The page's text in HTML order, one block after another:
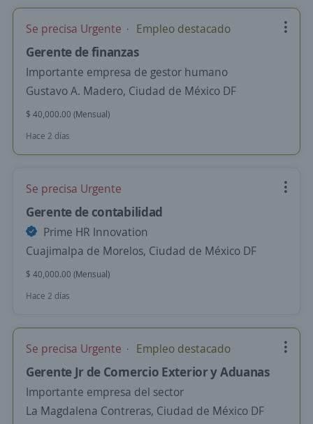
Se precisa Urgente Empleo destacado
Gerente de finanzas
Importante empresa de gestor humano
Gustavo A. Madero, Ciudad de México DF
$ 40,000.00 (Mensual)
Hace 2 días
Se precisa Urgente
Gerente de contabilidad
Prime HR Innovation
Cuajimalpa de Morelos, Ciudad de México DF
$ 40,000.00 (Mensual)
Hace 2 días
Se precisa Urgente Empleo destacado
Gerente Jr de Comercio Exterior y Aduanas
Importante empresa del sector
La Magdalena Contreras, Ciudad de México DF